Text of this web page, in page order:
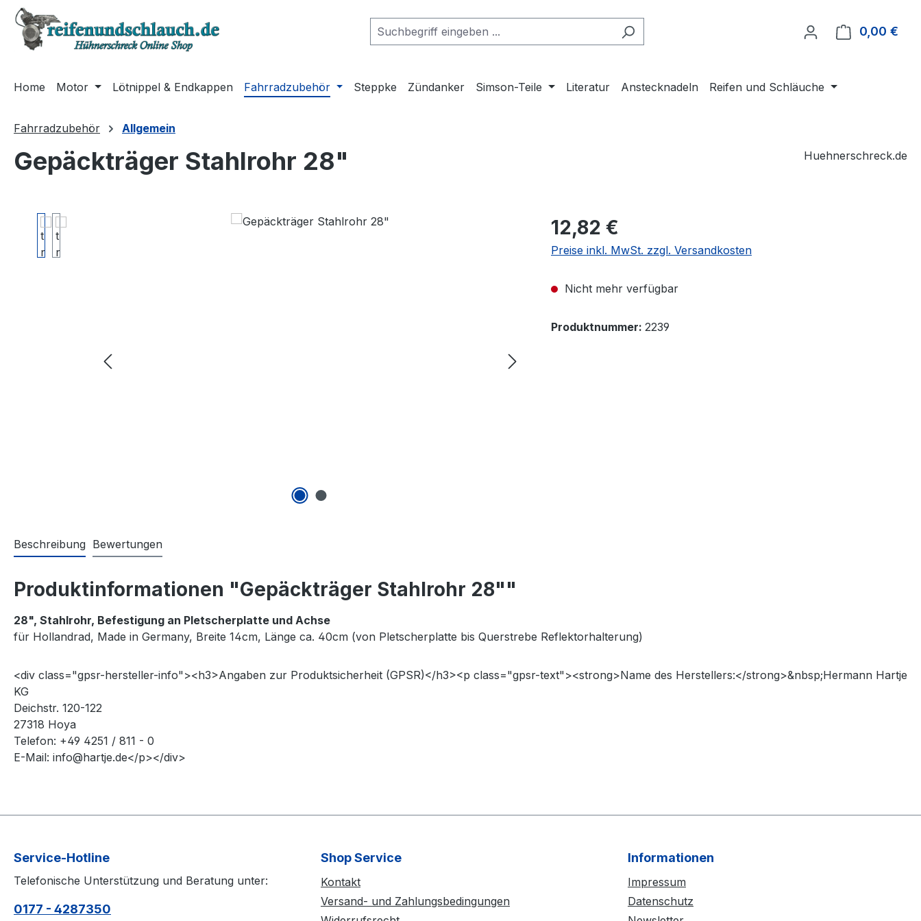
Hauptinhalt springen
Zur Suche springen
Zur Hauptnavigation springen
0,00 €
Home Motor Lötnippel & Endkappen Fahrradzubehör Steppke Zündanker Simson-Teile Literatur Anstecknadeln Reifen und Schläuche
Fahrradzubehör Allgemein
Gepäckträger Stahlrohr 28" Huehnerschreck.de
Bildergalerie überspringen Regulärer Preis:
12,82 €
Preise inkl. MwSt. zzgl. Versandkosten
Nicht mehr verfügbar
Produktnummer: 2239
Beschreibung Bewertungen
Produktinformationen "Gepäckträger Stahlrohr 28""
28", Stahlrohr, Befestigung an Pletscherplatte und Achse
für Hollandrad, Made in Germany, Breite 14cm, Länge ca. 40cm (von Pletscherplatte bis Querstrebe Reflektorhalterung)
<div class="gpsr-hersteller-info"><h3>Angaben zur Produktsicherheit (GPSR)</h3><p class="gpsr-text"><strong>Name des Herstellers:</strong>&nbsp;Hermann Hartje
KG
Deichstr. 120-122
27318 Hoya
Telefon: +49 4251 / 811 - 0
E-Mail: info@hartje.de</p></div>
Service-Hotline
Telefonische Unterstützung und Beratung unter:
0177 - 4287350
Shop Service
Kontakt
Versand- und Zahlungsbedingungen
Informationen
Impressum
Datenschutz